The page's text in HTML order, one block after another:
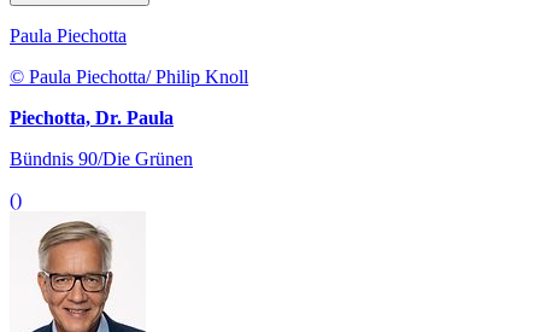
Paula Piechotta
© Paula Piechotta/ Philip Knoll
Piechotta, Dr. Paula
Bündnis 90/Die Grünen
()